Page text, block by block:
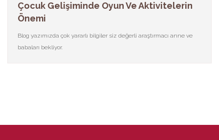
Çocuk Gelişiminde Oyun Ve Aktivitelerin
Önemi
Blog yazımızda çok yararlı bilgiler siz değerli araştırmacı anne ve
babaları bekliyor.